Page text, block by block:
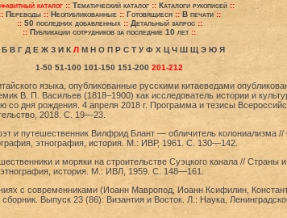
каталог :: Тематический каталог :: Каталоги рукописей ::
:: Переводы:: Неопубликованные:: Готовящиеся:: В печати::
:: 50 последних добавленных:: Детальный запрос::
:: Публикации сотрудников за последние 10 лет::
Б В Г Д Е Ж З И К Л М Н О П Р С Т У Ф Х Ц Ч Ш Щ Э Ю Я
1-50 51-100 101-150 151-200 201-212
языка, опубликованные русскими китаеведами
В. П. Васильев (1818–1900) как исследователь истории и
со дня рождения. 4 апреля 2018 г. Программа и тезисы
2018. С. 19—23.
и путешественник Вилфрид Блант — обличитель колониализма
этнография, история. М.: ИВР, 1961. С. 130—142.
и моряки на строительстве Суэцкого канала // Страны
история. М.: ИВЛ, 1959. С. 148—161.
с современниками (Иоанн Мавропод, Иоанн Ксифилин,
Выпуск 23 (86): Византия и Восток. Л.: Наука,